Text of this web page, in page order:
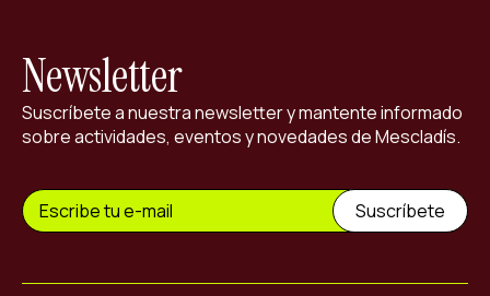
Newsletter
Suscríbete a nuestra newsletter y mantente informado
sobre actividades, eventos y novedades de Mescladís.